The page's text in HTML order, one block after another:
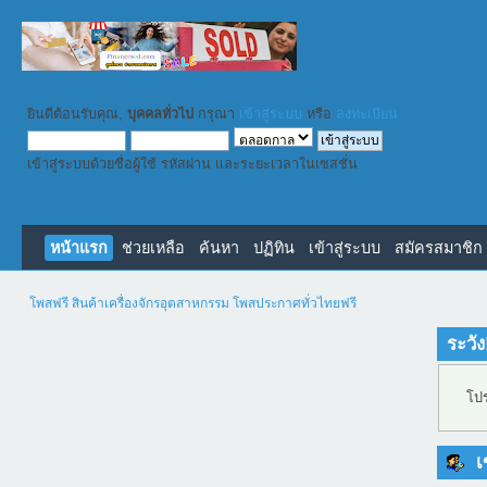
ยินดีต้อนรับคุณ, บุคคลทั่วไป กรุณา เข้าสู่ระบบ หรือ ลงทะเบียน
เข้าสู่ระบบด้วยชื่อผู้ใช้ รหัสผ่าน และระยะเวลาในเซสชั่น
หน้าแรก ช่วยเหลือ ค้นหา ปฏิทิน เข้าสู่ระบบ สมัครสมาชิก
โพสฟรี สินค้าเครื่องจักรอุตสาหกรรม โพสประกาศทั่วไทยฟรี
ระวั
โ